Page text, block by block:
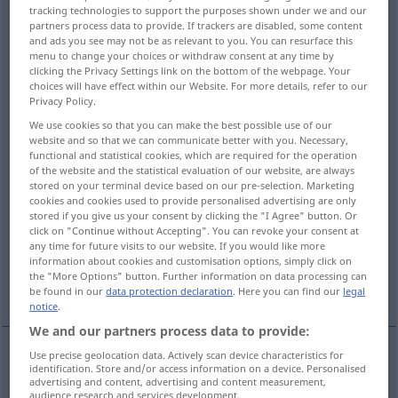
Overview of all translations
(For more details, click/tap on the translation)
pay for pay
pay off, discharge, settle
pay, remunerate, compensate
pay, defray, meet
have in one’s pay, hire
payfor bezahlen Ware etc
tracking technologies to support the purposes shown under we and our
partners process data to provide. If trackers are disabled, some content
and ads you see may not be as relevant to you. You can resurface this
menu to change your choices or withdraw consent at any time by
clicking the Privacy Settings link on the bottom of the webpage. Your
choices will have effect within our Website. For more details, refer to our
Privacy Policy.
We use cookies so that you can make the best possible use of our
website and so that we can communicate better with you. Necessary,
functional and statistical cookies, which are required for the operation
of the website and the statistical evaluation of our website, are always
stored on your terminal device based on our pre-selection. Marketing
cookies and cookies used to provide personalised advertising are only
stored if you give us your consent by clicking the "I Agree" button. Or
click on "Continue without Accepting". You can revoke your consent at
any time for future visits to our website. If you would like more
information about cookies and customisation options, simply click on
the "More Options" button. Further information on data processing can
be found in ourdata protection declaration. Here you can find our legal
notice.
We and our partners process data to provide:
Use precise geolocation data. Actively scan device characteristics for
identification. Store and/or access information on a device. Personalised
advertising and content, advertising and content measurement,
audience research and services development.